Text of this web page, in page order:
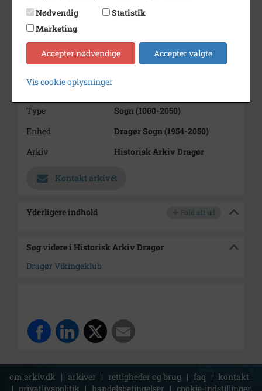
Arkivskaber
Dragør Vikingeklub
Beskrivelse
Periode
1944 - 1946
Type
Sogn (1000-2050)
Enhed
Dragør Sogn (1954-2050)
Arkiv
Historisk Arkiv Dragør
Kontakt arkivet
Yderligere indhold Fold alt ud
Søg videre i Historisk Arkiv Dragør
Dragør Vikingeklub
om arkiv.dk | arkiver | rettigheder og brug | faq | kontakt
| privatlivspolitik | handelsbetingelser | cookie-indstillinger
Nødvendig
Statistik
Marketing
Accepter nødvendige Accepter valgte
Vis cookie oplysninger